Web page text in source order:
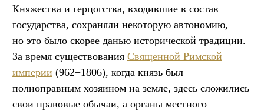
Княжества и герцогства, входившие в состав
государства, сохраняли некоторую автономию,
но это было скорее данью исторической традиции.
За время существования Священной Римской
империи (962−1806), когда князь был
полноправным хозяином на земле, здесь сложились
свои правовые обычаи, а органы местного